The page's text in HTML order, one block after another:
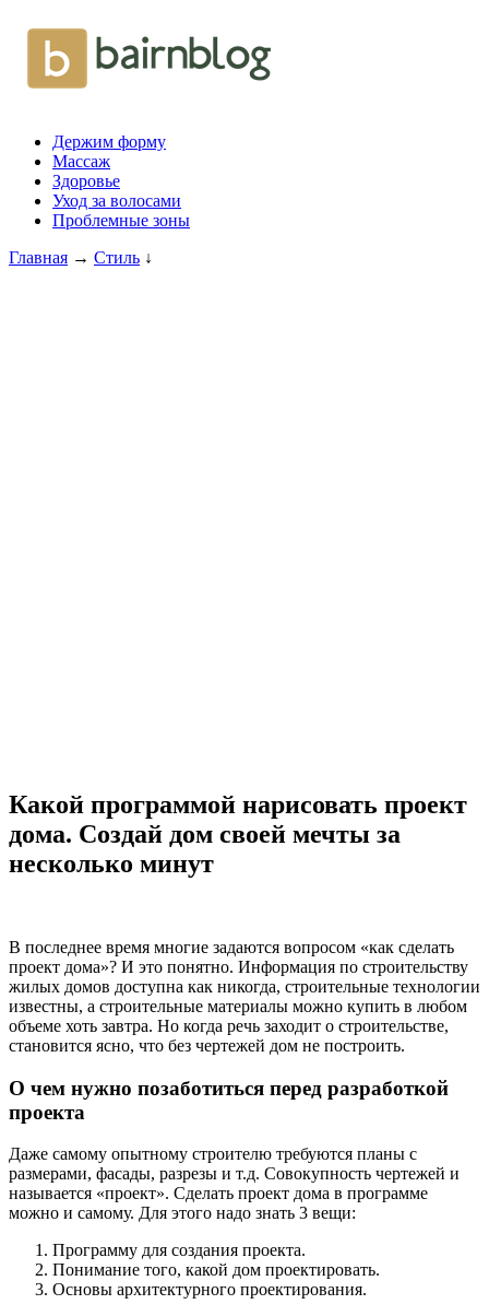
Держим форму
Массаж
Здоровье
Уход за волосами
Проблемные зоны
Главная → Стиль ↓
Какой программой нарисовать проект
дома. Создай дом своей мечты за
несколько минут
В последнее время многие задаются вопросом «как сделать
проект дома»? И это понятно. Информация по строительству
жилых домов доступна как никогда, строительные технологии
известны, а строительные материалы можно купить в любом
объеме хоть завтра. Но когда речь заходит о строительстве,
становится ясно, что без чертежей дом не построить.
О чем нужно позаботиться перед разработкой
проекта
Даже самому опытному строителю требуются планы с
размерами, фасады, разрезы и т.д. Совокупность чертежей и
называется «проект». Сделать проект дома в программе
можно и самому. Для этого надо знать 3 вещи:
Программу для создания проекта.
Понимание того, какой дом проектировать.
Основы архитектурного проектирования.